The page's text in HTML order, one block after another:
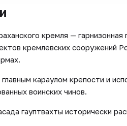
кремля —
кремлевских сооружений
караулом крепости и
воинских чинов.
гауптвахты исторически